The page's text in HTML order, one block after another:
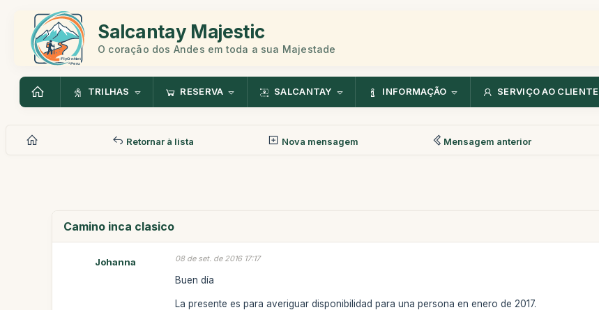
Salcantay Majestic
O coração dos Andes em toda a sua Majestade
TRILHAS RESERVA SALCANTAY INFORMAÇÃO SERVIÇO AO CLIENTE
Retornar à lista Nova mensagem Mensagem anterior
Camino inca clasico
Johanna 08 de set. de 2016 17:17
Buen día
La presente es para averiguar disponibilidad para una persona en enero de 2017.